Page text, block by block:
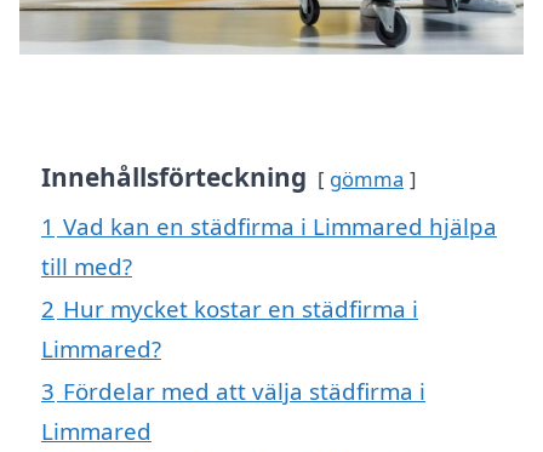
Innehållsförteckning gömma
1 Vad kan en städfirma i Limmared hjälpa
till med?
2 Hur mycket kostar en städfirma i
Limmared?
3 Fördelar med att välja städfirma i
Limmared